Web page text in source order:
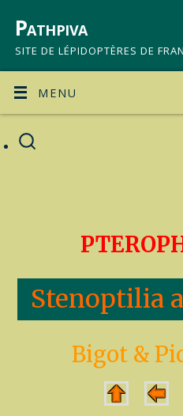
Pathpiva
SITE DE LÉPIDOPTÈRES DE
MENU
Stenoptilia
Bigot &